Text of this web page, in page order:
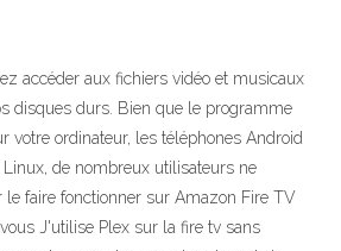
accéder aux fichiers vidéo et musicaux
disques durs. Bien que le programme
votre ordinateur, les téléphones Android
de nombreux utilisateurs ne
le faire fonctionner sur Amazon Fire TV
J'utilise Plex sur la fire tv sans